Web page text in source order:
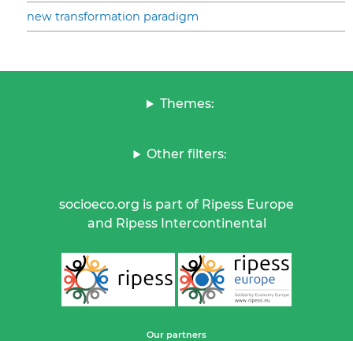
new transformation paradigm
Themes:
Other filters:
socioeco.org is part of Ripess Europe
and Ripess Intercontinental
Our partners